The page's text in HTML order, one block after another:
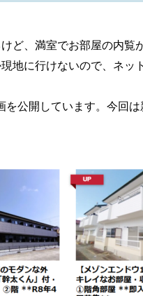
ど、満室でお部屋の内覧
地に行けないので、ネ
公開しています。今回は